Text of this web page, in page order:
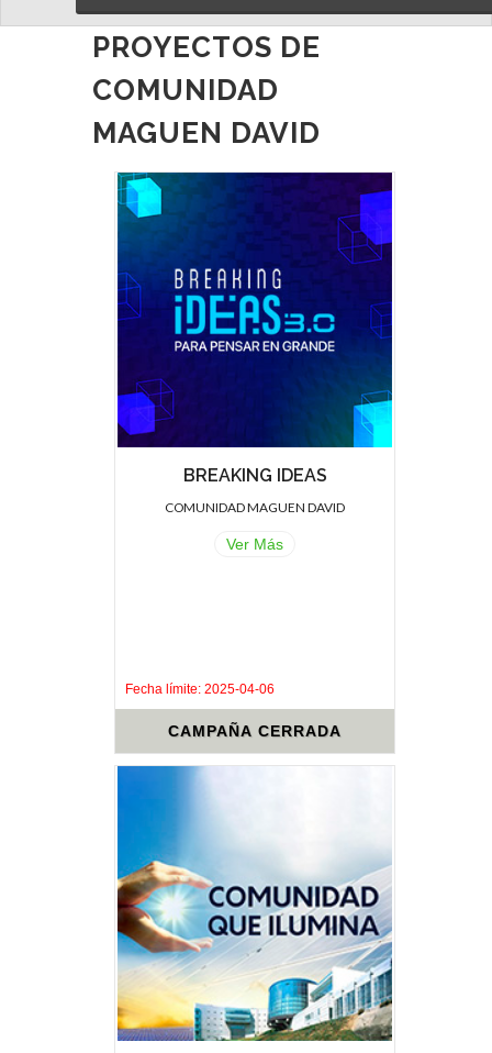
PROYECTOS DE
COMUNIDAD
MAGUEN DAVID
BREAKING IDEAS
COMUNIDAD MAGUEN DAVID
Ver Más
Fecha límite: 2025-04-06
CAMPAÑA CERRADA